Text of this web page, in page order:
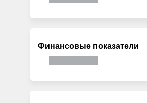
Финансовые показатели